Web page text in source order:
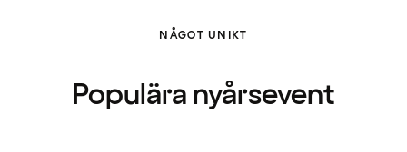
NÅGOT UNIKT
Populära nyårsevent